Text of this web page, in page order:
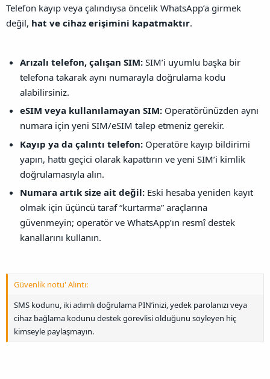
Telefon kayıp veya çalındıysa öncelik WhatsApp’a girmek
değil, hat ve cihaz erişimini kapatmaktır.
Arızalı telefon, çalışan SIM: SIM’i uyumlu başka bir
telefona takarak aynı numarayla doğrulama kodu
alabilirsiniz.
eSIM veya kullanılamayan SIM: Operatörünüzden aynı
numara için yeni SIM/eSIM talep etmeniz gerekir.
Kayıp ya da çalıntı telefon: Operatöre kayıp bildirimi
yapın, hattı geçici olarak kapattırın ve yeni SIM’i kimlik
doğrulamasıyla alın.
Numara artık size ait değil: Eski hesaba yeniden kayıt
olmak için üçüncü taraf “kurtarma” araçlarına
güvenmeyin; operatör ve WhatsApp’ın resmî destek
kanallarını kullanın.
Güvenlik notu' Alıntı:
SMS kodunu, iki adımlı doğrulama PIN’inizi, yedek parolanızı veya
cihaz bağlama kodunu destek görevlisi olduğunu söyleyen hiç
kimseyle paylaşmayın.